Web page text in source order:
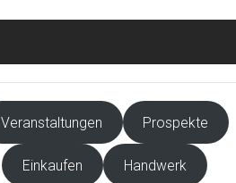
Veranstaltungen Prospekte
Einkaufen Handwerk